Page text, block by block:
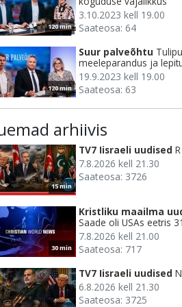
120 min
3.10.2023 kell 19.00
Saateosa: 64
120 min
Suur palveõhtu
meeleparandus ja
19.9.2023 kell 19.00
Saateosa: 63
arhiivis
15 min
TV7 Iisraeli uudised
7.8.2026 kell 21.30
Saateosa: 3726
30 min
Kristliku maailma
Saade oli USAs eetris
7.8.2026 kell 21.00
Saateosa: 717
TV7 Iisraeli uudised
6.8.2026 kell 21.30
Saateosa: 3725